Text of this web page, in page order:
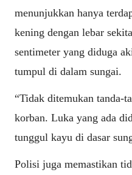
menunjukkan hanya
kening dengan lebar
sentimeter yang diduga
tumpul di dalam sungai.
“Tidak ditemukan tanda-
korban. Luka yang ada
tunggul kayu di dasar
Polisi juga memastikan